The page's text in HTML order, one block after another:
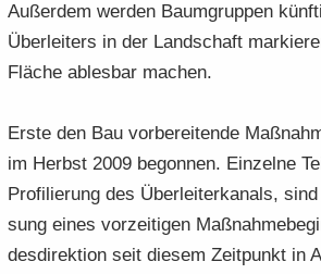
Au­ßer­dem wer­den Baum­grup­pen
Über­lei­ters in der Land­schaft
Flä­che ables­bar ma­chen.
Erste den Bau vor­be­rei­ten­de
im Herbst 2009 begon­nen. Ein­zel­ne
Pro­fi­lie­rung des Über­lei­ter­ka­nals,
sung eines vor­zei­ti­gen
des­di­rek­ti­on seit die­sem Zeit­punkt in